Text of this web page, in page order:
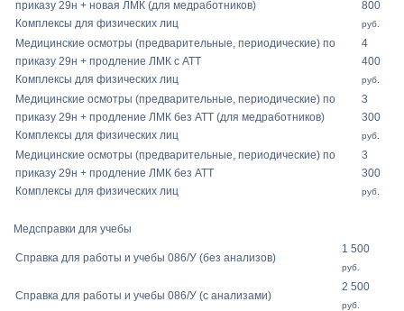
приказу 29н + новая ЛМК (для медработников)
Комплексы для физических лиц
800
руб.
Медицинские осмотры (предварительные, периодические) по
приказу 29н + продление ЛМК с АТТ
Комплексы для физических лиц
4
400
руб.
Медицинские осмотры (предварительные, периодические) по
приказу 29н + продление ЛМК без АТТ (для медработников)
Комплексы для физических лиц
3
300
руб.
Медицинские осмотры (предварительные, периодические) по
приказу 29н + продление ЛМК без АТТ
Комплексы для физических лиц
3
300
руб.
Медсправки для учебы
Справка для работы и учебы 086/У (без анализов)
1 500
руб.
Справка для работы и учебы 086/У (с анализами)
2 500
руб.